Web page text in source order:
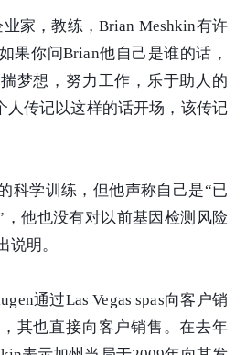
家，教练，Brian Meshkin有许
果你问Brian他自己是谁的话，
梦想，努力工作，乐于助人的
人传记以这样的话开场，该传记
科学训练，但他声称自己是“已
他也没有对以前基因检测风险
说明。
通过Las Vegas spas向客户销
其也直接向客户销售。在去年